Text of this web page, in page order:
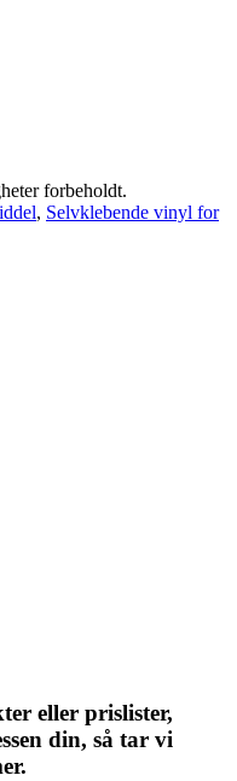
forbeholdt.
, Selvklebende vinyl for
eller prislister,
din, så tar vi